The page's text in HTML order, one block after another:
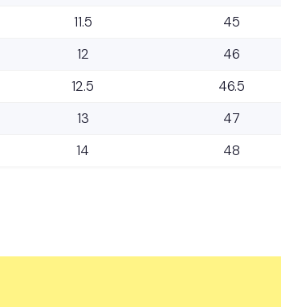
11.5
45
12
46
12.5
46.5
13
47
14 48